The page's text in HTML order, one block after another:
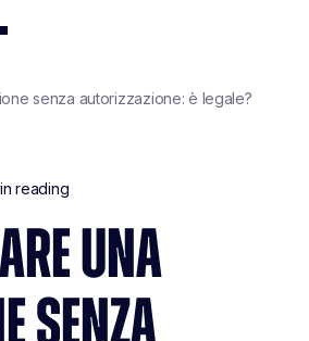
senza autorizzazione: è legale?
reading
UNA
SENZA